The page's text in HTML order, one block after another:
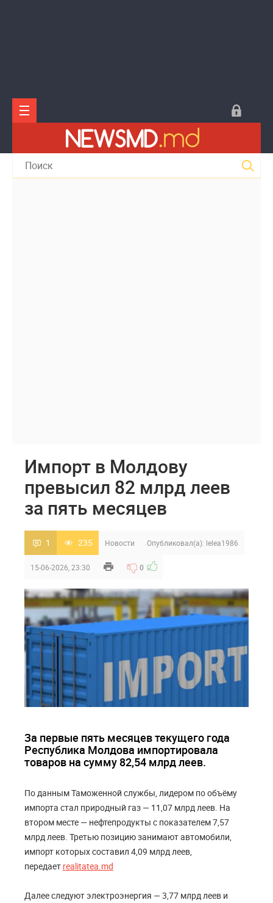
Импорт в Молдову
превысил 82 млрд леев
за пять месяцев
1 235 Новости Опубликовал(а): lelea1986
15-06-2026, 23:30 0
За первые пять месяцев текущего года
Республика Молдова импортировала
товаров на сумму 82,54 млрд леев.
По данным Таможенной службы, лидером по объёму
импорта стал природный газ — 11,07 млрд леев. На
втором месте — нефтепродукты с показателем 7,57
млрд леев. Третью позицию занимают автомобили,
импорт которых составил 4,09 млрд леев,
передает realitatea.md
Далее следуют электроэнергия — 3,77 млрд леев и